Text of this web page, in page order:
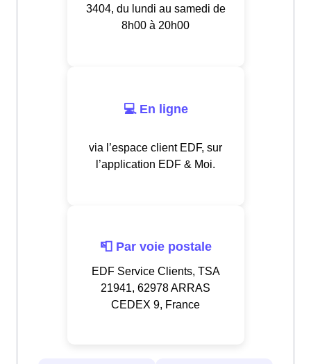
3404, du lundi au samedi de
8h00 à 20h00
💻 En ligne
via l’espace client EDF, sur
l’application EDF & Moi.
📮 Par voie postale
EDF Service Clients, TSA
21941, 62978 ARRAS
CEDEX 9, France